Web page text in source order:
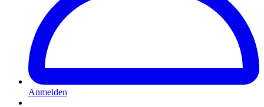
Anmelden